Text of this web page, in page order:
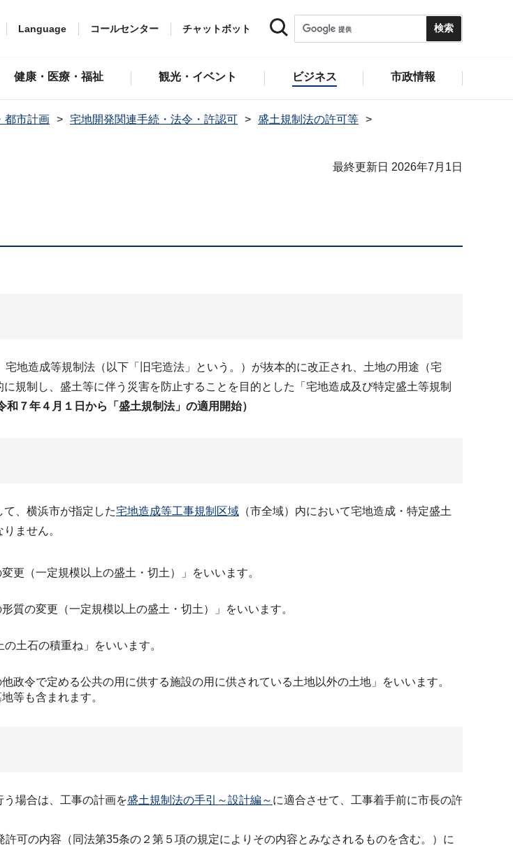
Language コールセンター チャットボット
健康・医療・福祉 観光・イベント ビジネス 市政情報
都市計画 宅地開発関連手続・法令・許認可
盛土規制法の許可等
最終更新日 2026年7月1日
地造成等規制法（以下「旧宅造法」という。）が抜本的に改正され、土地の用途（宅
規制し、盛土等に伴う災害を防止することを目的とした「宅地造成及び特定盛土等規制
和７年４月１日から「盛土規制法」の適用開始）
、横浜市が指定した宅地造成等工事規制区域 （市全域）内において宅地造成・特定盛土
ません。
更（一定規模以上の盛土・切土）」をいいます。
質の変更（一定規模以上の盛土・切土）」をいいます。
土石の積重ね」をいいます。
令で定める公共の用に供する施設の用に供されている土地以外の土地」をいいます。
等も含まれます。
場合は、工事の計画を盛土規制法の手引～設計編～ に適合させて、工事着手前に市長の許
可の内容（同法第35条の２第５項の規定によりその内容とみなされるものを含む。）に